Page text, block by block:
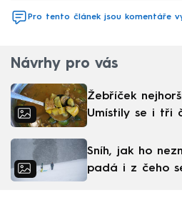
Pro tento článek jsou komentáře
Návrhy pro vás
Žebříček
Umístily se i tři
Sníh, jak ho
padá i z čeho